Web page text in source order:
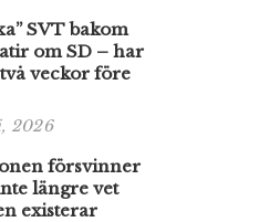
SVT bakom
om SD – har
veckor före
2026
försvinner
längre vet
existerar